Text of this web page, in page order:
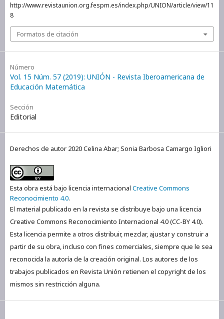
http://www.revistaunion.org.fespm.es/index.php/UNION/article/view/11
8
Formatos de citación
Número
Vol. 15 Núm. 57 (2019): UNIÓN - Revista Iberoamericana de
Educación Matemática
Sección
Editorial
Derechos de autor 2020 Celina Abar; Sonia Barbosa Camargo Igliori
Esta obra está bajo licencia internacional Creative Commons
Reconocimiento 4.0.
El material publicado en la revista se distribuye bajo una licencia
Creative Commons Reconocimiento Internacional 4.0 (CC-BY 4.0).
Esta licencia permite a otros distribuir, mezclar, ajustar y construir a
partir de su obra, incluso con fines comerciales, siempre que le sea
reconocida la autoría de la creación original. Los autores de los
trabajos publicados en Revista Unión retienen el copyright de los
mismos sin restricción alguna.